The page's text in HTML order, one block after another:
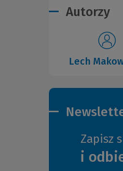
Autorzy
Lech
Zapisz
i